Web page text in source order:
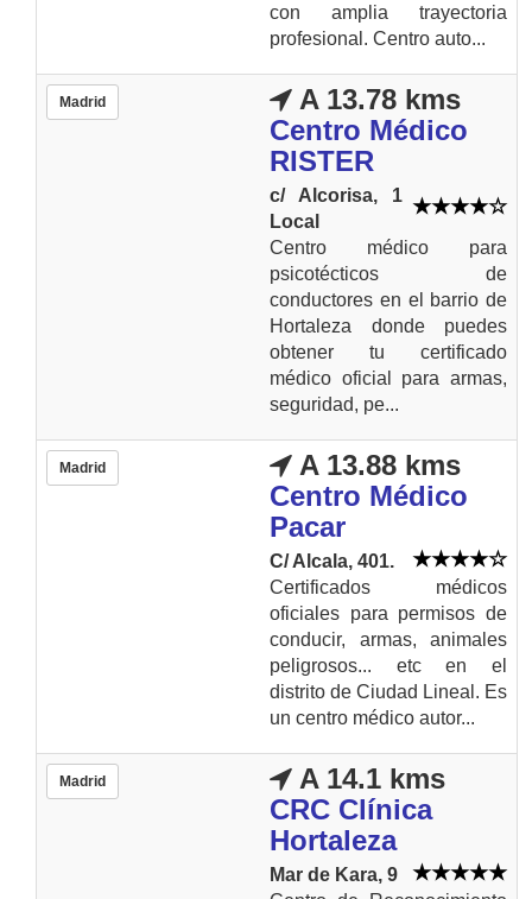
con amplia trayectoria
profesional. Centro auto...
Madrid
A 13.78 kms
Centro Médico
RISTER
c/ Alcorisa, 1
Local
Centro médico para
psicotécticos de
conductores en el barrio de
Hortaleza donde puedes
obtener tu certificado
médico oficial para armas,
seguridad, pe...
Madrid
A 13.88 kms
Centro Médico
Pacar
C/ Alcala, 401.
Certificados médicos
oficiales para permisos de
conducir, armas, animales
peligrosos... etc en el
distrito de Ciudad Lineal. Es
un centro médico autor...
Madrid
A 14.1 kms
CRC Clínica
Hortaleza
Mar de Kara, 9